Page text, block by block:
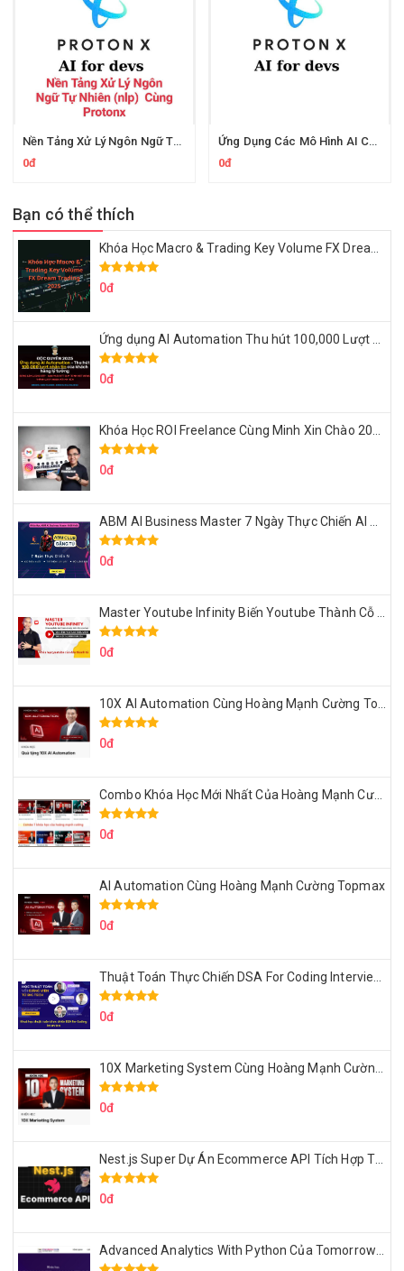
Nền Tảng Xử Lý Ngôn Ngữ Tự Nhiên Cùng Protonx
0đ
Ứng Dụng Các Mô Hình AI Cho Lập Trình Viên Cùng ProtonX
0đ
Bạn có thể thích
Khóa Học Macro & Trading Key Volume FX Dream Trading 2025
0đ
Ứng dụng AI Automation Thu hút 100,000 Lượt Nhắn Tin Của Khách Hàng Lý Tưởng
0đ
Khóa Học ROI Freelance Cùng Minh Xin Chào 2025
0đ
ABM AI Business Master 7 Ngày Thực Chiến AI Của Đặng Tú
0đ
Master Youtube Infinity Biến Youtube Thành Cỗ Máy Kiếm Tiền Của Bạn
0đ
10X AI Automation Cùng Hoàng Mạnh Cường Topmax
0đ
Combo Khóa Học Mới Nhất Của Hoàng Mạnh Cường
0đ
AI Automation Cùng Hoàng Mạnh Cường Topmax
0đ
Thuật Toán Thực Chiến DSA For Coding Interview Cùng Fsecourse
0đ
10X Marketing System Cùng Hoàng Mạnh Cường Topmax
0đ
Nest.js Super Dự Án Ecommerce API Tích Hợp Thanh Toán Online
0đ
Advanced Analytics With Python Của Tomorrow Marketers